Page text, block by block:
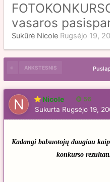
vasaros
Sukūrė Nicole Rugsėjo 19,
ANKSTESNIS
Nicole 56
Sukurta Rugsėjo 19,
Kadangi balsuotojų daugiau
konkurso